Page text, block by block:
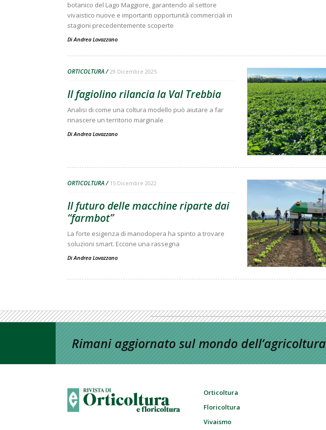
botanico del Lago Maggiore, garantendo al settore
vivaistico nuove e importanti opportunità commerciali in
stagioni precedentemente scoperte
DiAndrea Lovazzano
ORTICOLTURA 29 Dicembre 2025
Il fagiolino rilancia la Val Trebbia
Analisi di come una coltura modello può aiutare a far
rinascere un territorio marginale
DiAndrea Lovazzano
ORTICOLTURA 15 Dicembre 2022
Il futuro delle macchine riparte dai
“farmbot”
La forte esigenza di manodopera ha spinto a trovare
soluzioni smart. Eccone una rassegna
DiAndrea Lovazzano
Rimani aggiornato sul mondo dell’agricoltura
Orticoltura
Floricoltura
Vivaismo